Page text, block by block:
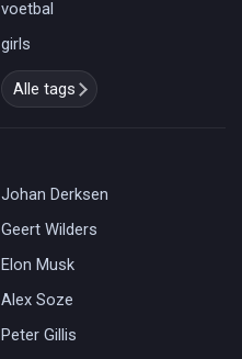
voetbal
girls
Alle tags
Johan Derksen
Geert Wilders
Elon Musk
Alex Soze
Peter Gillis